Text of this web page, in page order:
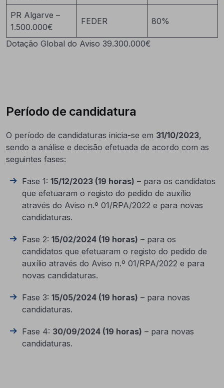
PR Algarve –
1.500.000€
FEDER 80%
Dotação Global do Aviso 39.300.000€
Período de candidatura
O período de candidaturas inicia-se em 31/10/2023,
sendo a análise e decisão efetuada de acordo com as
seguintes fases:
Fase 1: 15/12/2023 (19 horas) – para os candidatos
que efetuaram o registo do pedido de auxílio
através do Aviso n.º 01/RPA/2022 e para novas
candidaturas.
Fase 2: 15/02/2024 (19 horas) – para os
candidatos que efetuaram o registo do pedido de
auxílio através do Aviso n.º 01/RPA/2022 e para
novas candidaturas.
Fase 3: 15/05/2024 (19 horas) – para novas
candidaturas.
Fase 4: 30/09/2024 (19 horas) – para novas
candidaturas.